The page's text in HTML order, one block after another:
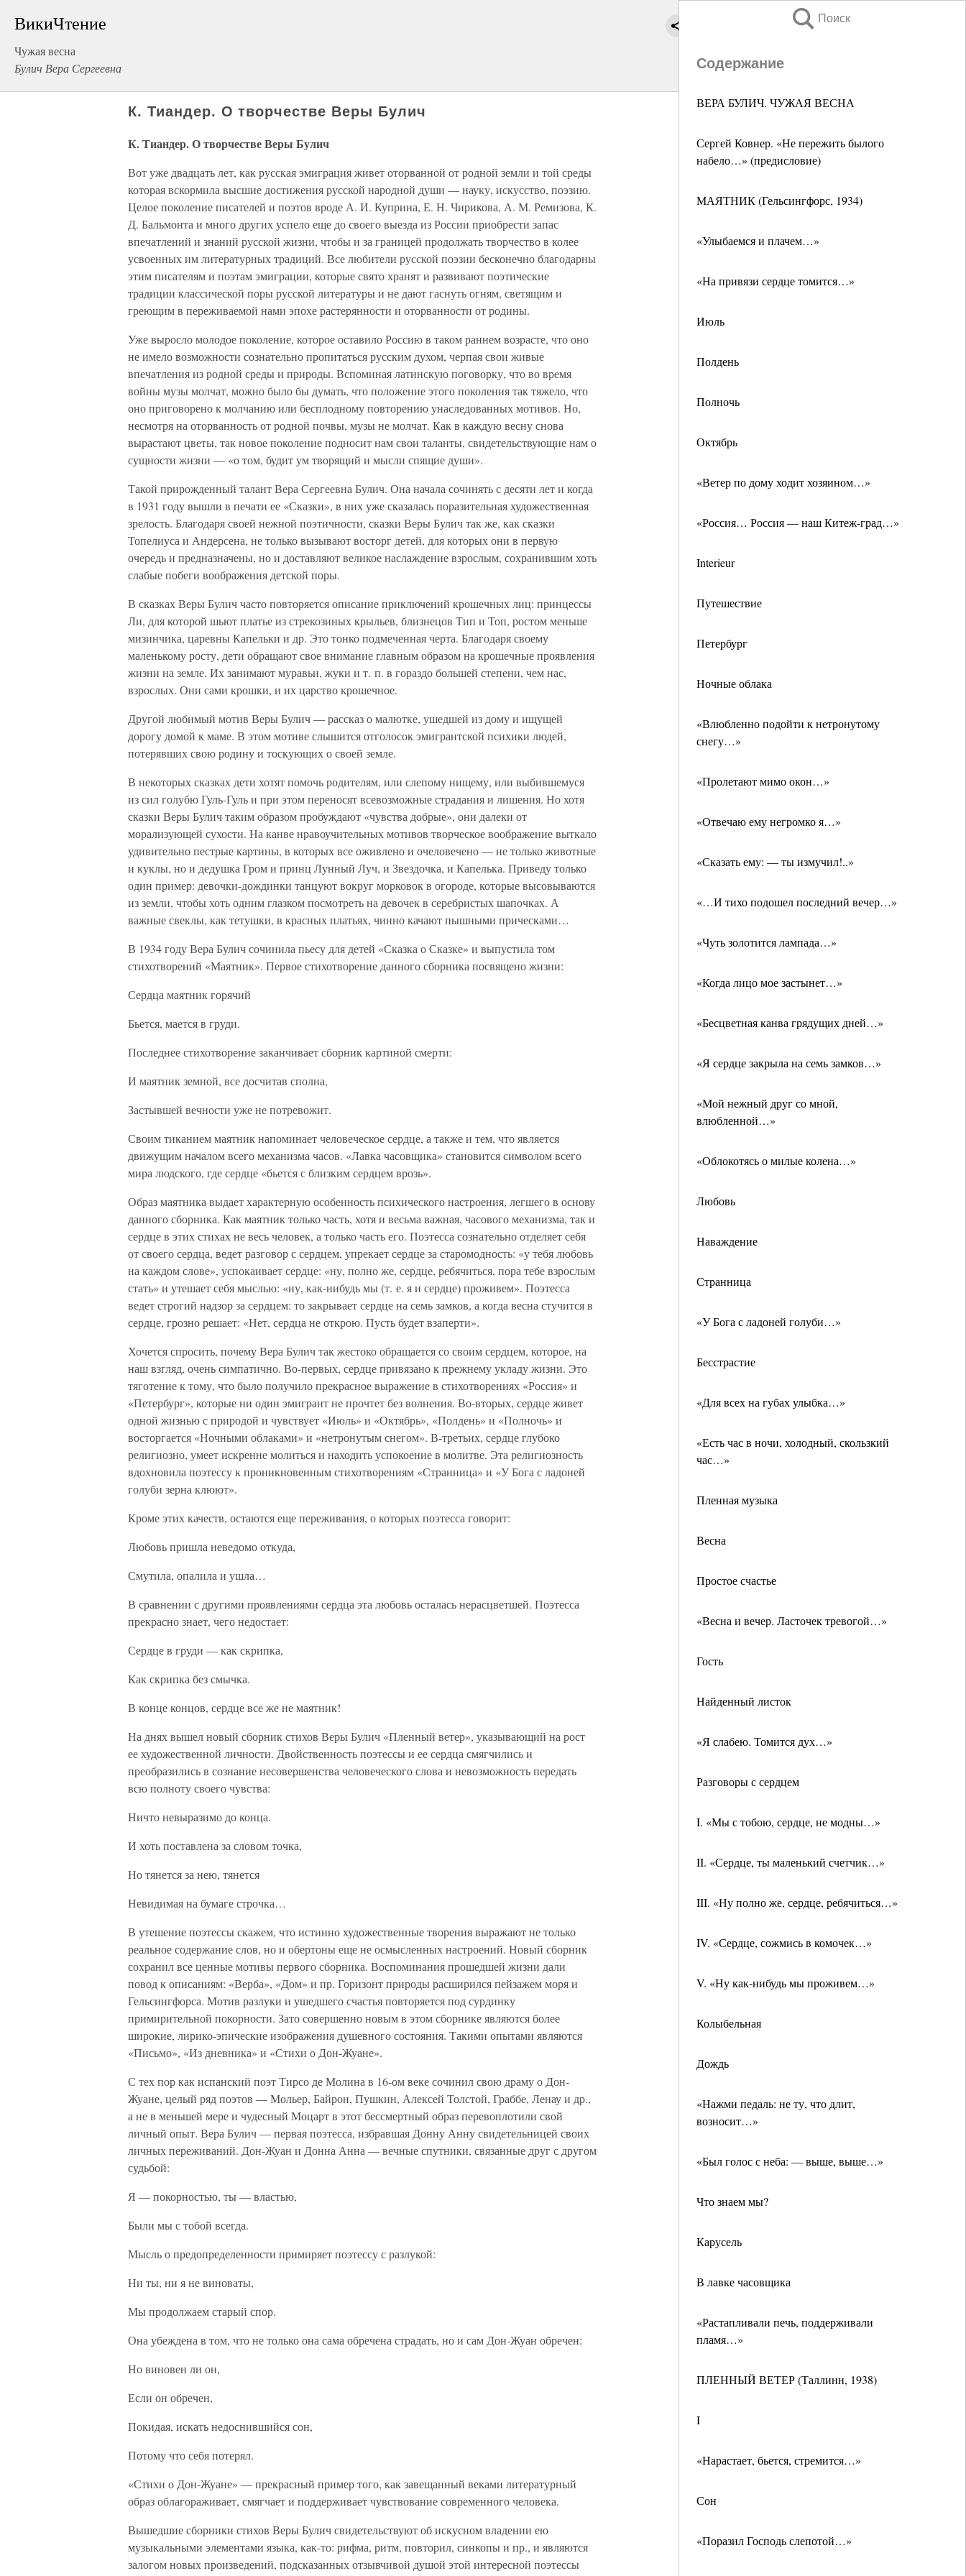
ВикиЧтение
Чужая весна
Булич Вера Сергеевна
Поиск
Содержание
ВЕРА БУЛИЧ. ЧУЖАЯ ВЕСНА
Сергей Ковнер. «Не пережить былого
набело…» (предисловие)
МАЯТНИК (Гельсингфорс, 1934)
«Улыбаемся и плачем…»
«На привязи сердце томится…»
Июль
Полдень
Полночь
Октябрь
«Ветер по дому ходит хозяином…»
«Россия… Россия — наш Китеж-град…»
Interieur
Путешествие
Петербург
Ночные облака
«Влюбленно подойти к нетронутому
снегу…»
«Пролетают мимо окон…»
«Отвечаю ему негромко я…»
«Сказать ему: — ты измучил!..»
«…И тихо подошел последний вечер…»
«Чуть золотится лампада…»
«Когда лицо мое застынет…»
«Бесцветная канва грядущих дней…»
«Я сердце закрыла на семь замков…»
«Мой нежный друг со мной,
влюбленной…»
«Облокотясь о милые колена…»
Любовь
Наваждение
Странница
«У Бога с ладоней голуби…»
Бесстрастие
«Для всех на губах улыбка…»
«Есть час в ночи, холодный, скользкий
час…»
Пленная музыка
Весна
Простое счастье
«Весна и вечер. Ласточек тревогой…»
Гость
Найденный листок
«Я слабею. Томится дух…»
Разговоры с сердцем
I. «Мы с тобою, сердце, не модны…»
II. «Сердце, ты маленький счетчик…»
III. «Ну полно же, сердце, ребячиться…»
IV. «Сердце, сожмись в комочек…»
V. «Ну как-нибудь мы проживем…»
Колыбельная
Дождь
«Нажми педаль: не ту, что длит,
возносит…»
«Был голос с неба: — выше, выше…»
Что знаем мы?
Карусель
В лавке часовщика
«Растапливали печь, поддерживали
пламя…»
ПЛЕННЫЙ ВЕТЕР (Таллинн, 1938)
I
«Нарастает, бьется, стремится…»
Сон
«Поразил Господь слепотой…»
К. Тиандер. О творчестве Веры Булич
К. Тиандер. О творчестве Веры Булич
Вот уже двадцать лет, как русская эмиграция живет оторванной от родной земли и той среды
которая вскормила высшие достижения русской народной души — науку, искусство, поэзию.
Целое поколение писателей и поэтов вроде А. И. Куприна, Е. Н. Чирикова, А. М. Ремизова, К.
Д. Бальмонта и много других успело еще до своего выезда из России приобрести запас
впечатлений и знаний русской жизни, чтобы и за границей продолжать творчество в колее
усвоенных им литературных традиций. Все любители русской поэзии бесконечно благодарны
этим писателям и поэтам эмиграции, которые свято хранят и развивают поэтические
традиции классической поры русской литературы и не дают гаснуть огням, светящим и
греющим в переживаемой нами эпохе растерянности и оторванности от родины.
Уже выросло молодое поколение, которое оставило Россию в таком раннем возрасте, что оно
не имело возможности сознательно пропитаться русским духом, черпая свои живые
впечатления из родной среды и природы. Вспоминая латинскую поговорку, что во время
войны музы молчат, можно было бы думать, что положение этого поколения так тяжело, что
оно приговорено к молчанию или бесплодному повторению унаследованных мотивов. Но,
несмотря на оторванность от родной почвы, музы не молчат. Как в каждую весну снова
вырастают цветы, так новое поколение подносит нам свои таланты, свидетельствующие нам о
сущности жизни — «о том, будит ум творящий и мысли спящие души».
Такой прирожденный талант Вера Сергеевна Булич. Она начала сочинять с десяти лет и когда
в 1931 году вышли в печати ее «Сказки», в них уже сказалась поразительная художественная
зрелость. Благодаря своей нежной поэтичности, сказки Веры Булич так же, как сказки
Топелиуса и Андерсена, не только вызывают восторг детей, для которых они в первую
очередь и предназначены, но и доставляют великое наслаждение взрослым, сохранившим хоть
слабые побеги воображения детской поры.
В сказках Веры Булич часто повторяется описание приключений крошечных лиц: принцессы
Ли, для которой шьют платье из стрекозиных крыльев, близнецов Тип и Топ, ростом меньше
мизинчика, царевны Капельки и др. Это тонко подмеченная черта. Благодаря своему
маленькому росту, дети обращают свое внимание главным образом на крошечные проявления
жизни на земле. Их занимают муравьи, жуки и т. п. в гораздо большей степени, чем нас,
взрослых. Они сами крошки, и их царство крошечное.
Другой любимый мотив Веры Булич — рассказ о малютке, ушедшей из дому и ищущей
дорогу домой к маме. В этом мотиве слышится отголосок эмигрантской психики людей,
потерявших свою родину и тоскующих о своей земле.
В некоторых сказках дети хотят помочь родителям, или слепому нищему, или выбившемуся
из сил голубю Гуль-Гуль и при этом переносят всевозможные страдания и лишения. Но хотя
сказки Веры Булич таким образом пробуждают «чувства добрые», они далеки от
морализующей сухости. На канве нравоучительных мотивов творческое воображение выткало
удивительно пестрые картины, в которых все оживлено и очеловечено — не только животные
и куклы, но и дедушка Гром и принц Лунный Луч, и Звездочка, и Капелька. Приведу только
один пример: девочки-дождинки танцуют вокруг морковок в огороде, которые высовываются
из земли, чтобы хоть одним глазком посмотреть на девочек в серебристых шапочках. А
важные свеклы, как тетушки, в красных платьях, чинно качают пышными прическами…
В 1934 году Вера Булич сочинила пьесу для детей «Сказка о Сказке» и выпустила том
стихотворений «Маятник». Первое стихотворение данного сборника посвящено жизни:
Сердца маятник горячий
Бьется, мается в груди.
Последнее стихотворение заканчивает сборник картиной смерти:
И маятник земной, все досчитав сполна,
Застывшей вечности уже не потревожит.
Своим тиканием маятник напоминает человеческое сердце, а также и тем, что является
движущим началом всего механизма часов. «Лавка часовщика» становится символом всего
мира людского, где сердце «бьется с близким сердцем врозь».
Образ маятника выдает характерную особенность психического настроения, легшего в основу
данного сборника. Как маятник только часть, хотя и весьма важная, часового механизма, так и
сердце в этих стихах не весь человек, а только часть его. Поэтесса сознательно отделяет себя
от своего сердца, ведет разговор с сердцем, упрекает сердце за старомодность: «у тебя любовь
на каждом слове», успокаивает сердце: «ну, полно же, сердце, ребячиться, пора тебе взрослым
стать» и утешает себя мыслью: «ну, как-нибудь мы (т. е. я и сердце) проживем». Поэтесса
ведет строгий надзор за сердцем: то закрывает сердце на семь замков, а когда весна стучится в
сердце, грозно решает: «Нет, сердца не открою. Пусть будет взаперти».
Хочется спросить, почему Вера Булич так жестоко обращается со своим сердцем, которое, на
наш взгляд, очень симпатично. Во-первых, сердце привязано к прежнему укладу жизни. Это
тяготение к тому, что было получило прекрасное выражение в стихотворениях «Россия» и
«Петербург», которые ни один эмигрант не прочтет без волнения. Во-вторых, сердце живет
одной жизнью с природой и чувствует «Июль» и «Октябрь», «Полдень» и «Полночь» и
восторгается «Ночными облаками» и «нетронутым снегом». В-третьих, сердце глубоко
религиозно, умеет искренне молиться и находить успокоение в молитве. Эта религиозность
вдохновила поэтессу к проникновенным стихотворениям «Странница» и «У Бога с ладоней
голуби зерна клюют».
Кроме этих качеств, остаются еще переживания, о которых поэтесса говорит:
Любовь пришла неведомо откуда,
Смутила, опалила и ушла…
В сравнении с другими проявлениями сердца эта любовь осталась нерасцветшей. Поэтесса
прекрасно знает, чего недостает:
Сердце в груди — как скрипка,
Как скрипка без смычка.
В конце концов, сердце все же не маятник!
На днях вышел новый сборник стихов Веры Булич «Пленный ветер», указывающий на рост
ее художественной личности. Двойственность поэтессы и ее сердца смягчились и
преобразились в сознание несовершенства человеческого слова и невозможность передать
всю полноту своего чувства:
Ничто невыразимо до конца.
И хоть поставлена за словом точка,
Но тянется за нею, тянется
Невидимая на бумаге строчка…
В утешение поэтессы скажем, что истинно художественные творения выражают не только
реальное содержание слов, но и обертоны еще не осмысленных настроений. Новый сборник
сохранил все ценные мотивы первого сборника. Воспоминания прошедшей жизни дали
повод к описаниям: «Верба», «Дом» и пр. Горизонт природы расширился пейзажем моря и
Гельсингфорса. Мотив разлуки и ушедшего счастья повторяется под сурдинку
примирительной покорности. Зато совершенно новым в этом сборнике являются более
широкие, лирико-эпические изображения душевного состояния. Такими опытами являются
«Письмо», «Из дневника» и «Стихи о Дон-Жуане».
С тех пор как испанский поэт Тирсо де Молина в 16-ом веке сочинил свою драму о Дон-
Жуане, целый ряд поэтов — Мольер, Байрон, Пушкин, Алексей Толстой, Граббе, Ленау и др.,
а не в меньшей мере и чудесный Моцарт в этот бессмертный образ перевоплотили свой
личный опыт. Вера Булич — первая поэтесса, избравшая Донну Анну свидетельницей своих
личных переживаний. Дон-Жуан и Донна Анна — вечные спутники, связанные друг с другом
судьбой:
Я — покорностью, ты — властью,
Были мы с тобой всегда.
Мысль о предопределенности примиряет поэтессу с разлукой:
Ни ты, ни я не виноваты,
Мы продолжаем старый спор.
Она убеждена в том, что не только она сама обречена страдать, но и сам Дон-Жуан обречен:
Но виновен ли он,
Если он обречен,
Покидая, искать недоснившийся сон,
Потому что себя потерял.
«Стихи о Дон-Жуане» — прекрасный пример того, как завещанный веками литературный
образ облагораживает, смягчает и поддерживает чувствование современного человека.
Вышедшие сборники стихов Веры Булич свидетельствуют об искусном владении ею
музыкальными элементами языка, как-то: рифма, ритм, повторил, синкопы и пр., и являются
залогом новых произведений, подсказанных отзывчивой душой этой интересной поэтессы